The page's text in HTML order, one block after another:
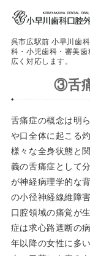
呉市広駅前 小早川歯
科・小児歯科・審美
広く対応します。
治療の流れ
保険外治療
初めての患者さんへ
予約
③舌
舌痛症の概念は明
や口全体に起こる
様々な全身状態と
義の舌痛症として
が神経病理学的な
の小径神経線維障
口腔領域の痛覚が
症は求心路遮断の
年以降の女性に多